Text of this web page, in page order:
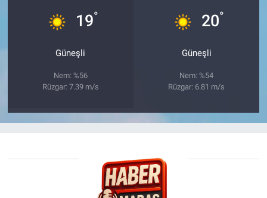
19°
Güneşli
Nem: %56
Rüzgar: 7.39 m/s
20°
Güneşli
Nem: %54
Rüzgar: 6.81 m/s